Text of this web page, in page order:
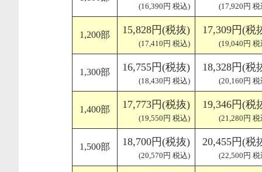
(16,390円 税込) (17,920円 税
1,200部 15,828円(税抜)
(17,410円 税込)
17,309円(税
(19,040円 税
1,300部 16,755円(税抜)
(18,430円 税込)
18,328円(税
(20,160円 税
1,400部 17,773円(税抜)
(19,550円 税込)
19,346円(税
(21,280円 税
1,500部 18,700円(税抜)
(20,570円 税込)
20,455円(税
(22,500円 税